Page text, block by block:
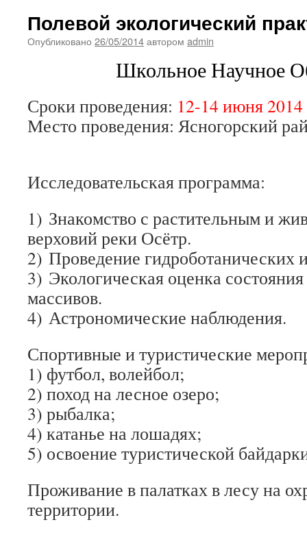
Полевой экологический
Опубликовано 26/05/2014автором admin
Школьное Научное
Сроки проведения: 12-14 июня 2014
Место проведения: Ясногорский
Исследовательская программа:
1)​ Знакомство с растительным и
верховий реки Осётр.
2)​ Проведение гидроботанических
3)​ Экологическая оценка
массивов.
4)​ Астрономические наблюдения.
Спортивные и туристические
1) футбол, волейбол;
2) поход на лесное озеро;
3) рыбалка;
4) катанье на лошадях;
5) освоение туристической
Проживание в палатках в лесу на
территории.